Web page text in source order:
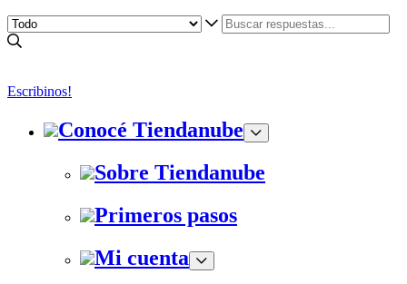
Escribinos!
Conocé Tiendanube
Sobre Tiendanube
Primeros pasos
Mi cuenta